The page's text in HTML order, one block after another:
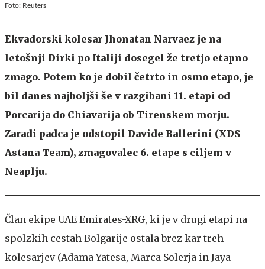
Foto: Reuters
Ekvadorski kolesar Jhonatan Narvaez je na
letošnji Dirki po Italiji dosegel že tretjo etapno
zmago. Potem ko je dobil četrto in osmo etapo, je
bil danes najboljši še v razgibani 11. etapi od
Porcarija do Chiavarija ob Tirenskem morju.
Zaradi padca je odstopil Davide Ballerini (XDS
Astana Team), zmagovalec 6. etape s ciljem v
Neaplju.
Član ekipe UAE Emirates-XRG, ki je v drugi etapi na
spolzkih cestah Bolgarije ostala brez kar treh
kolesarjev (Adama Yatesa, Marca Solerja in Jaya